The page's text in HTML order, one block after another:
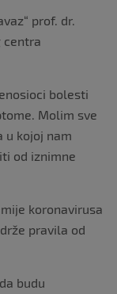
prof. dr.
centra
bolesti
Molim sve
u kojoj nam
od iznimne
koronavirusa
pravila od
budu